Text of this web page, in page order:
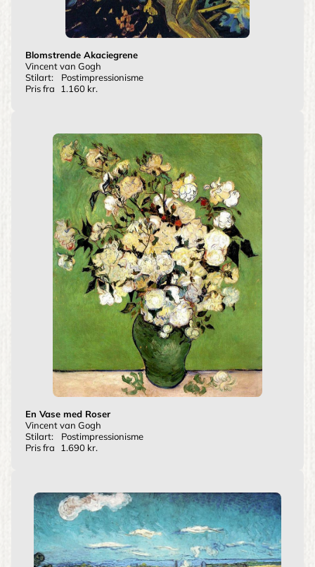
Blomstrende Akaciegrene
Vincent van Gogh
Stilart:
Postimpressionisme
Pris fra
1.160 kr.
En Vase med Roser
Vincent van Gogh
Stilart:
Postimpressionisme
Pris fra
1.690 kr.